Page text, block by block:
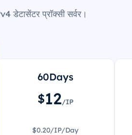
प्रॉक्सी सर्वर।
60Days
$12/IP
$0.20/IP/Day